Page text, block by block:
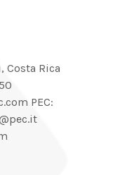
Costa Rica
PEC: